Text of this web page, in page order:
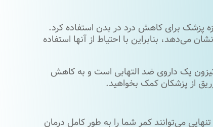
پزشک برای کاهش درد در بدن استفاده کرد.
بنابراین با احتیاط از آنها استفاده
یک داروی ضد التهابی است و به کاهش
از پزشکان کمک بخواهید.
می‌توانند کمر شما را به طور کامل درمان